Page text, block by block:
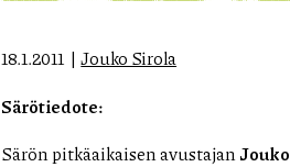
18.1.2011
Jouko Sirola
Särötiedote:
Särön pitkäaikaisen avustajan